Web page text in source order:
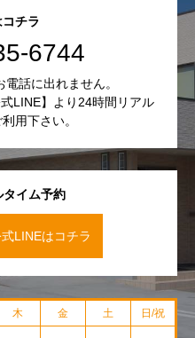
イム予約
LINEはコチラ
チラ
6744
話に出れません。
LINE】より24時間リアル
用下さい。
木 金 土 日/祝